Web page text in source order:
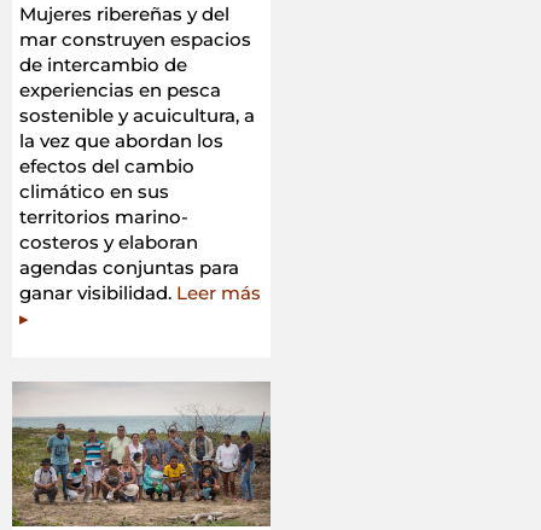
Mujeres ribereñas y del
mar construyen espacios
de intercambio de
experiencias en pesca
sostenible y acuicultura, a
la vez que abordan los
efectos del cambio
climático en sus
territorios marino-
costeros y elaboran
agendas conjuntas para
ganar visibilidad. Leer más
▸